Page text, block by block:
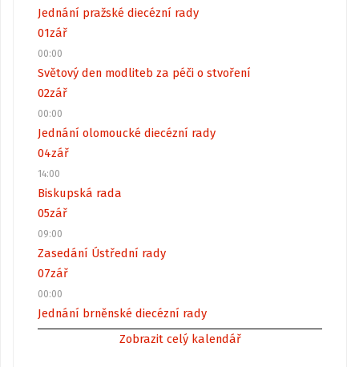
Jednání pražské diecézní rady
01zář
00:00
Světový den modliteb za péči o stvoření
02zář
00:00
Jednání olomoucké diecézní rady
04zář
14:00
Biskupská rada
05zář
09:00
Zasedání Ústřední rady
07zář
00:00
Jednání brněnské diecézní rady
Zobrazit celý kalendář